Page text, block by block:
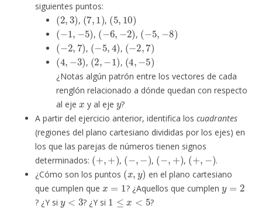
siguientes puntos:
(2,3)
,
(7,1)
,
(5 10)
(−1,−5)
,
(− 6,− 2)
,
(− 5,
)
(− 2,7
,
(−5, 4)
,
(−2,7
(4 −3)
,
(2 −1 )
,
(4 −5)
¿Notas algún patrón entre los vectores de cada
renglón relacionado a dónde quedan con respecto
al eje
x
y al eje
y
?
A partir del ejercicio anterior, identifica los cuadrantes
(regiones del plano cartesiano divididas por los ejes) en
los que las parejas de números tienen signos
determinados:
(+,+ )
,
(−,−)
,
(−,+)
,
(+,−)
.
¿Cómo son los puntos
(x y
en el plano cartesiano
que cumplen que
x=1
? ¿Aquellos que cumplen
y=
? ¿Y si
y<3
? ¿Y si
x< 5
?